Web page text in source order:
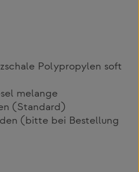
Polypropylen soft
melange
(Standard)
(bitte bei Bestellung